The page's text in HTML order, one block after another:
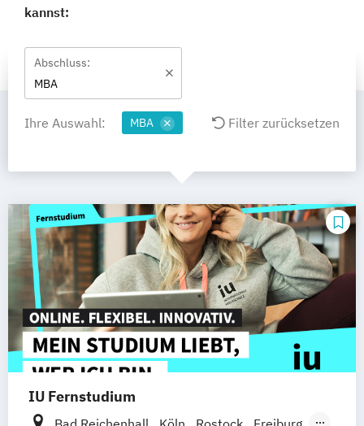
kannst:
Abschluss:
MBA
Ihre Auswahl: MBA Filter zurücksetzen
IU Fernstudium